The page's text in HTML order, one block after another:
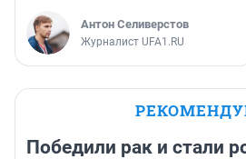
Антон Селиверстов
Журналист UFA1.RU
Победили рак и стали